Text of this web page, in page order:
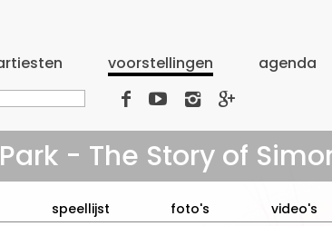
voorstellingen agenda
   
- The Story of
speellijst foto's video's